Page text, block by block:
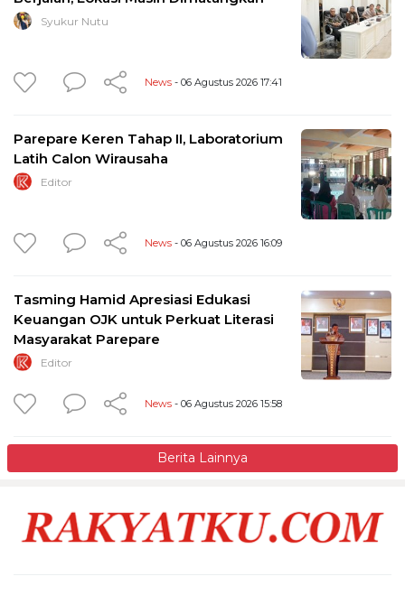
Syukur Nutu
News - 06 Agustus 2026 17:41
Parepare Keren Tahap II, Laboratorium
Latih Calon Wirausaha
Editor
News - 06 Agustus 2026 16:09
Tasming Hamid Apresiasi Edukasi
Keuangan OJK untuk Perkuat Literasi
Masyarakat Parepare
Editor
News - 06 Agustus 2026 15:58
Berita Lainnya